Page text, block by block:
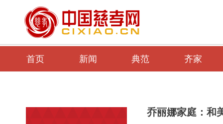
首页 新闻 典范 齐家
乔丽娜家庭：和